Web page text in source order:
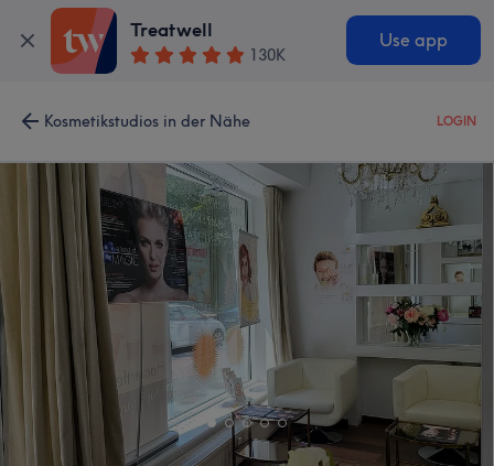
Treatwell
130K
Use app
Kosmetikstudios in der Nähe LOGIN